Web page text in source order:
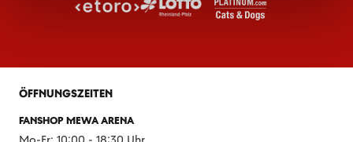
ÖFFNUNGSZEITEN
FANSHOP MEWA ARENA